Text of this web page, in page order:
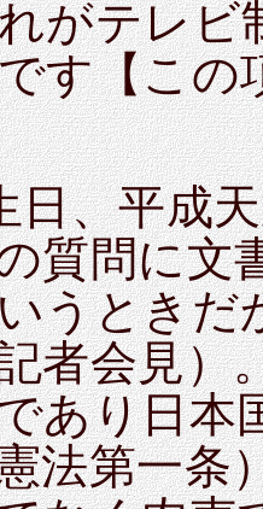
がテレビ
す【この
日、平成
質問に文
うときだ
者会見）
あり日本
法第一条